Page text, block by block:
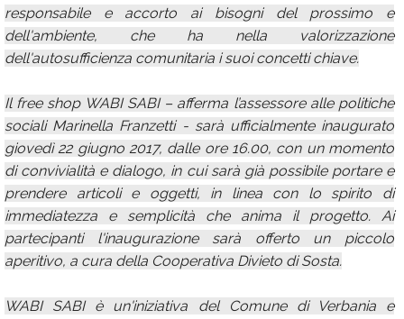
responsabile e accorto ai bisogni del prossimo e
dell'ambiente, che ha nella valorizzazione
dell'autosufficienza comunitaria i suoi concetti chiave.
Il free shop WABI SABI – afferma l’assessore alle politiche
sociali Marinella Franzetti - sarà ufficialmente inaugurato
giovedì 22 giugno 2017, dalle ore 16.00, con un momento
di convivialità e dialogo, in cui sarà già possibile portare e
prendere articoli e oggetti, in linea con lo spirito di
immediatezza e semplicità che anima il progetto. Ai
partecipanti l'inaugurazione sarà offerto un piccolo
aperitivo, a cura della Cooperativa Divieto di Sosta.
WABI SABI è un'iniziativa del Comune di Verbania e